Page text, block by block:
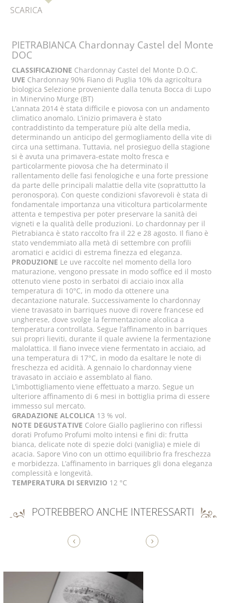
SCARICA
PIETRABIANCA Chardonnay Castel del Monte
DOC
CLASSIFICAZIONE Chardonnay Castel del Monte D.O.C.
UVE Chardonnay 90% Fiano di Puglia 10% da agricoltura
biologica Selezione proveniente dalla tenuta Bocca di Lupo
in Minervino Murge (BT)
L’annata 2014 è stata difficile e piovosa con un andamento
climatico anomalo. L’inizio primavera è stato
contraddistinto da temperature più alte della media,
determinando un anticipo del germogliamento della vite di
circa una settimana. Tuttavia, nel prosieguo della stagione
si è avuta una primavera-estate molto fresca e
particolarmente piovosa che ha determinato il
rallentamento delle fasi fenologiche e una forte pressione
da parte delle principali malattie della vite (soprattutto la
peronospora). Con queste condizioni sfavorevoli è stata di
fondamentale importanza una viticoltura particolarmente
attenta e tempestiva per poter preservare la sanità dei
vigneti e la qualità delle produzioni. Lo chardonnay per il
Pietrabianca è stato raccolto fra il 22 e 28 agosto. Il fiano è
stato vendemmiato alla metà di settembre con profili
aromatici e acidici di estrema finezza ed eleganza.
PRODUZIONE Le uve raccolte nel momento della loro
maturazione, vengono pressate in modo soffice ed il mosto
ottenuto viene posto in serbatoi di acciaio inox alla
temperatura di 10°C, in modo da ottenere una
decantazione naturale. Successivamente lo chardonnay
viene travasato in barriques nuove di rovere francese ed
ungherese, dove svolge la fermentazione alcolica a
temperatura controllata. Segue l’affinamento in barriques
sui propri lieviti, durante il quale avviene la fermentazione
malolattica. Il fiano invece viene fermentato in acciaio, ad
una temperatura di 17°C, in modo da esaltare le note di
freschezza ed acidità. A gennaio lo chardonnay viene
travasato in acciaio e assemblato al fiano.
L’imbottigliamento viene effettuato a marzo. Segue un
ulteriore affinamento di 6 mesi in bottiglia prima di essere
immesso sul mercato.
GRADAZIONE ALCOLICA 13 % vol.
NOTE DEGUSTATIVE Colore Giallo paglierino con riflessi
dorati Profumo Profumi molto intensi e fini di: frutta
bianca, delicate note di spezie dolci (vaniglia) e miele di
acacia. Sapore Vino con un ottimo equilibrio fra freschezza
e morbidezza. L’affinamento in barriques gli dona eleganza
complessità e longevità.
TEMPERATURA DI SERVIZIO 12 °C
POTREBBERO ANCHE INTERESSARTI
‹ ›